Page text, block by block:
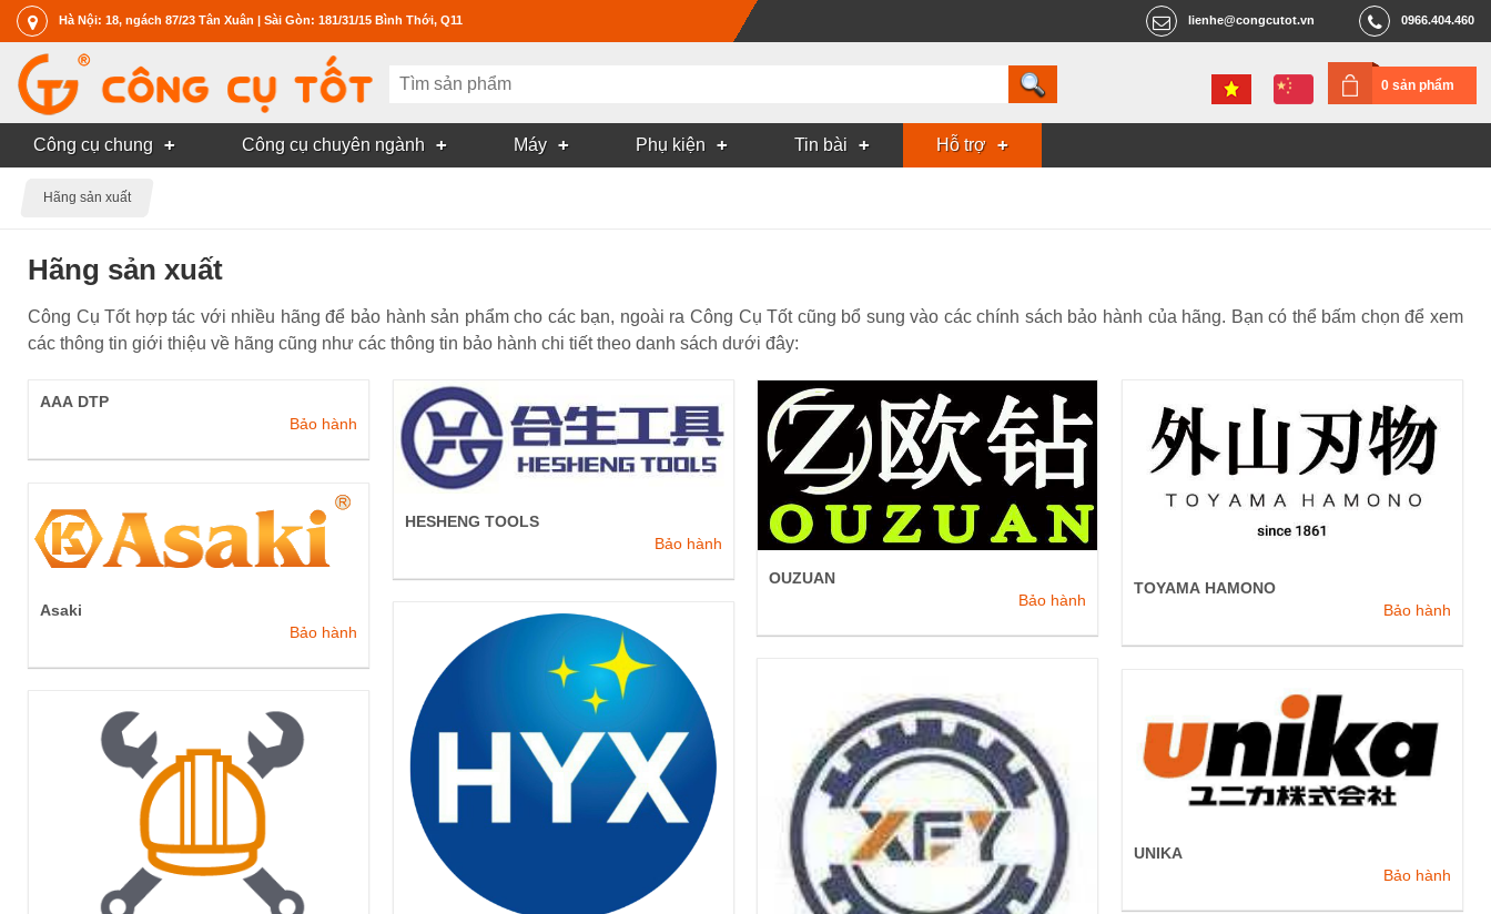
Hà Nội: 18, ngách 87/23 Tân Xuân | Sài Gòn: 181/31/15 Bình Thới, Q11 0966.404.460
lienhe@congcutot.vn
0 sản phẩm
Công cụ chung Công cụ chuyên ngành Máy Phụ kiện Tin bài Hỗ trợ
Hãng sản xuất
Hãng sản xuất
Công Cụ Tốt hợp tác với nhiều hãng để bảo hành sản phẩm cho các bạn, ngoài ra Công Cụ Tốt cũng bổ sung vào các chính sách bảo hành của hãng. Bạn có thể bấm chọn để xem
các thông tin giới thiệu về hãng cũng như các thông tin bảo hành chi tiết theo danh sách dưới đây:
AAA DTP
Bảo hành
Asaki
Bảo hành
HESHENG TOOLS
Bảo hành
OUZUAN
Bảo hành
TOYAMA HAMONO
Bảo hành
UNIKA
Bảo hành